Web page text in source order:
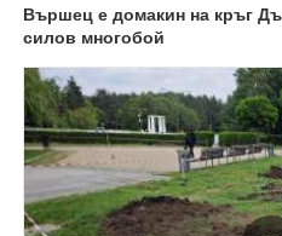
Вършец е домакин на кръг
силов многобой